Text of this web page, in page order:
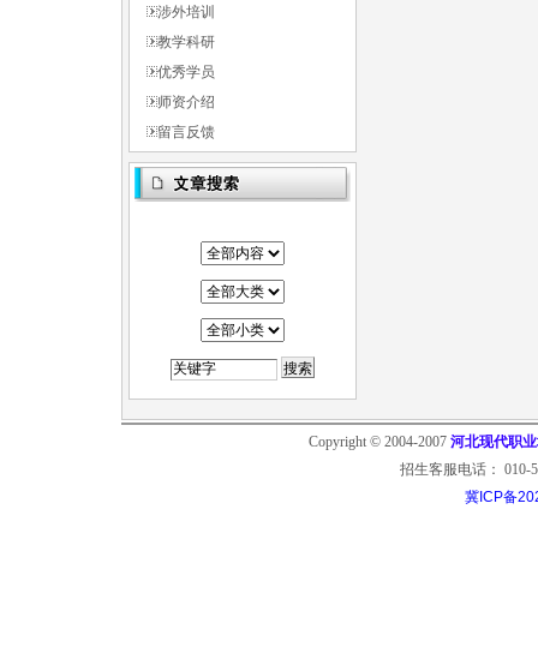
涉外培训
教学科研
优秀学员
师资介绍
留言反馈
Copyright © 2004-2007 河北现代职
招生客服电话： 010-
冀ICP备